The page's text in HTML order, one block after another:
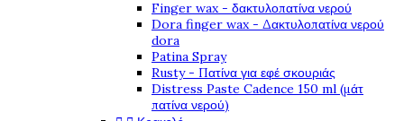
Finger wax - δακτυλοπατίνα νερού
Dora finger wax - Δακτυλοπατίνα νερού
dora
Patina Spray
Rusty - Πατίνα για εφέ σκουριάς
Distress Paste Cadence 150 ml (μάτ
πατίνα νερού)